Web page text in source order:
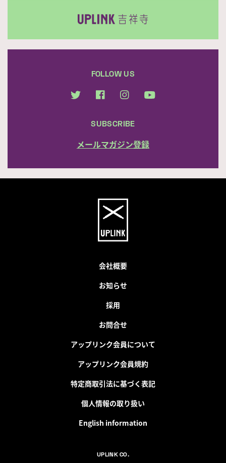
FOLLOW US
SUBSCRIBE
メールマガジン登録
会社概要
お知らせ
採用
お問合せ
アップリンク会員について
アップリンク会員規約
特定商取引法に基づく表記
個人情報の取り扱い
English information
UPLINK CO.